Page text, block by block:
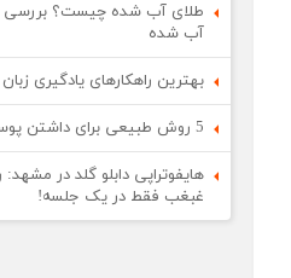
طلای آب شده چیست؟ بررسی
آب شده
بهترین راهکارهای یادگیری
5 روش طبیعی برای داشتن پوست صاف و شفاف
هایفوتراپی دابلو گلد در
غبغب فقط در یک جلسه!